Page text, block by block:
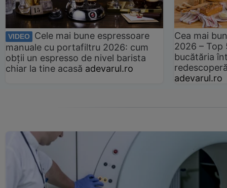
VIDEO
Cele mai bune espressoare
manuale cu portafiltru 2026: cum
obții un espresso de nivel barista
chiar la tine acasă adevarul.ro
Cea mai
2026 –
bucătăria
adevarul.ro